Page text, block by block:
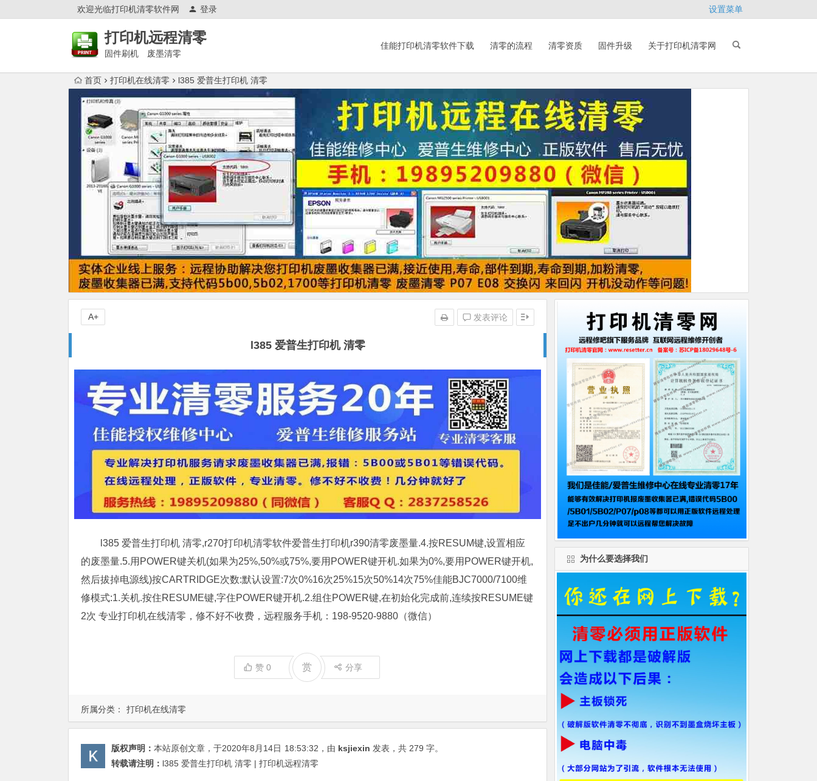
欢迎光临打印机清零软件网 登录 设置菜单
打印机远程清零
固件刷机 废墨清零
佳能打印机清零软件下载 清零的流程 清零资质 固件升级 关于打印机清零网
首页 打印机在线清零 l385 爱普生打印机 清零
l385 爱普生打印机 清零
发表评论
A+
所属分类： 打印机在线清零
l385 爱普生打印机 清零,r270打印机清零软件爱普生打印机r390清零废墨量.4.按RESUM键,设置相应
的废墨量.5.用POWER键关机(如果为25%,50%或75%,要用POWER键开机.如果为0%,要用POWER键开机,
然后拔掉电源线)按CARTRIDGE次数:默认设置:7次0%16次25%15次50%14次75%佳能BJC7000/7100维
修模式:1.关机.按住RESUME键,字住POWER键开机.2.组住POWER键,在初始化完成前,连续按RESUME键
2次 专业打印机在线清零，修不好不收费，远程服务手机：198-9520-9880（微信）
赞 0 赏 分享
版权声明： 本站原创文章，于2020年8月14日 18:53:32 ，由 ksjiexin 发表，共 279 字。
转载请注明： l385 爱普生打印机 清零 | 打印机远程清零
为什么要选择我们